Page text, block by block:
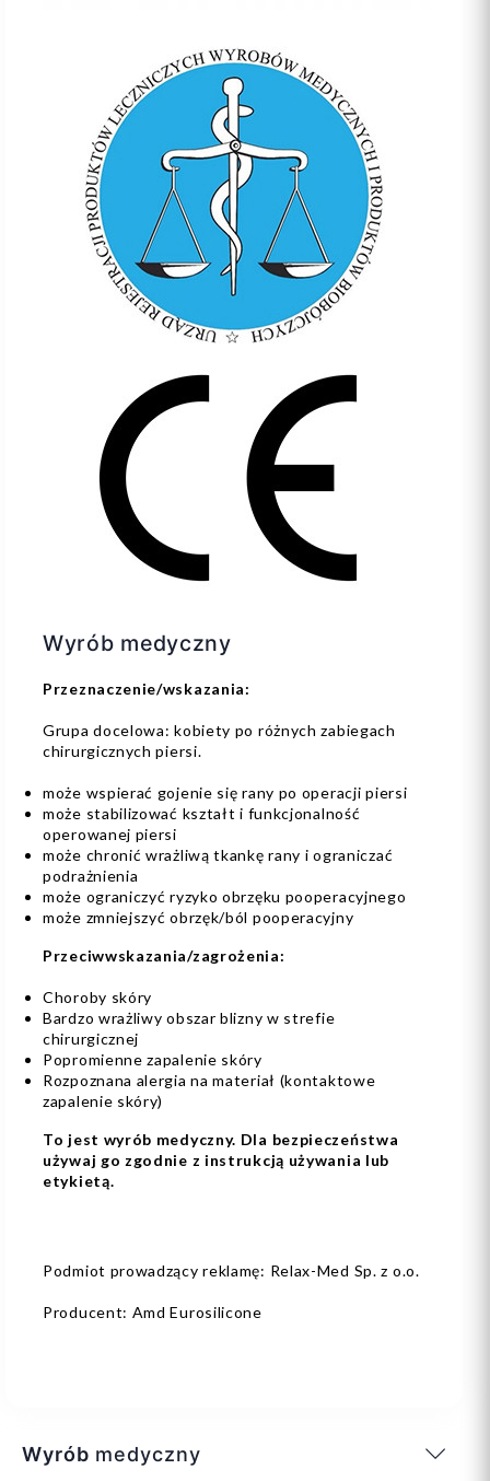
Wyrób medyczny
Przeznaczenie/wskazania:
Grupa docelowa: kobiety po różnych zabiegach
chirurgicznych piersi.
może wspierać gojenie się rany po operacji piersi
może stabilizować kształt i funkcjonalność
operowanej piersi
może chronić wrażliwą tkankę rany i ograniczać
podrażnienia
może ograniczyć ryzyko obrzęku pooperacyjnego
może zmniejszyć obrzęk/ból pooperacyjny
Przeciwwskazania/zagrożenia:
Choroby skóry
Bardzo wrażliwy obszar blizny w strefie
chirurgicznej
Popromienne zapalenie skóry
Rozpoznana alergia na materiał (kontaktowe
zapalenie skóry)
To jest wyrób medyczny. Dla bezpieczeństwa
używaj go zgodnie z instrukcją używania lub
etykietą.
Podmiot prowadzący reklamę: Relax-Med Sp. z o.o.
Producent: Amd Eurosilicone
Wyrób medyczny